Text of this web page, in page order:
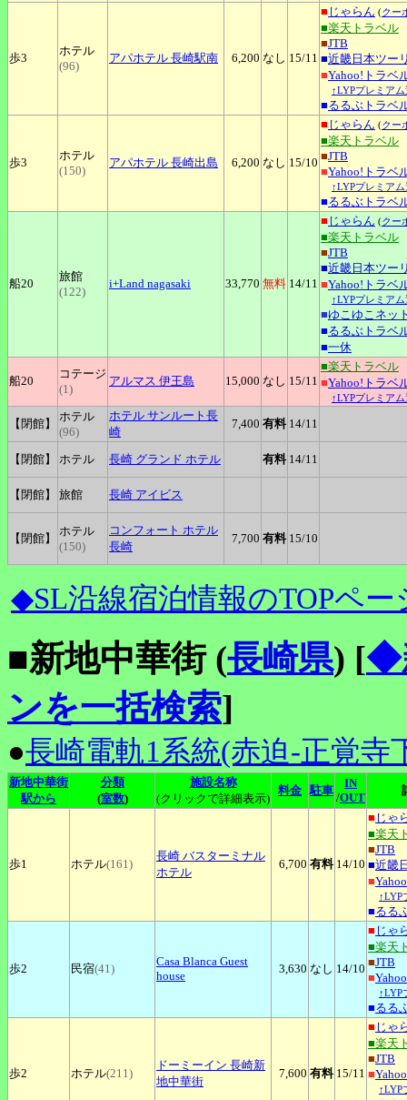
歩3
ホテル
(96)
アパホテル 長崎駅南 6,200 なし 15/11
■ じゃらん (クー
■楽天トラベル
■JTB
■近畿日本ツー
■Yahoo!トラベ
↑LYPプレミア
■るるぶトラベ
歩3
ホテル
(150)
アパホテル 長崎出島 6,200 なし 15/10
■ じゃらん (クー
■楽天トラベル
■JTB
■Yahoo!トラベ
↑LYPプレミア
■るるぶトラベ
船20
旅館
(122)
i+Land nagasaki 33,770 無料 14/11
■ じゃらん (クー
■楽天トラベル
■JTB
■近畿日本ツー
■Yahoo!トラベ
↑LYPプレミア
■ゆこゆこネッ
■るるぶトラベ
■一休
船20
コテージ
(1)
アルマス 伊王島 15,000 なし 15/11
■楽天トラベル
■Yahoo!トラベ
↑LYPプレミア
【閉館】
ホテル
(96)
ホテル サンルート長
崎
7,400 有料 14/11
【閉館】 ホテル 長崎 グランド ホテル 有料 14/11
【閉館】 旅館 長崎 アイビス
【閉館】
ホテル
(150)
コンフォート ホテル
長崎
7,700 有料 15/10
◆SL沿線宿泊情報のTOPペー
■新地中華街 (長崎県) [◆
ンを一括検索]
●長崎電軌1系統(赤迫-正覚寺
新地中華街
駅から
分類
(室数)
施設名称
(クリックで詳細表示)
料金 駐車
IN
/OUT
歩1 ホテル(161)
長崎 バスターミナル
ホテル
6,700 有料 14/10
■ じゃ
■楽天
■JTB
■近畿
■
↑LYP
■るる
歩2 民宿(41)
Casa Blanca Guest
house
3,630 なし 14/10
■ じゃ
■楽天
■JTB
■
↑LYP
■るる
歩2 ホテル(211)
ドーミーイン 長崎新
地中華街
7,600 有料 15/11
■ じゃ
■楽天
■JTB
■
↑LYP